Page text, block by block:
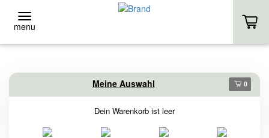
menu
Meine Auswahl 0
Dein Warenkorb ist leer
Event-Location
Stand-Up